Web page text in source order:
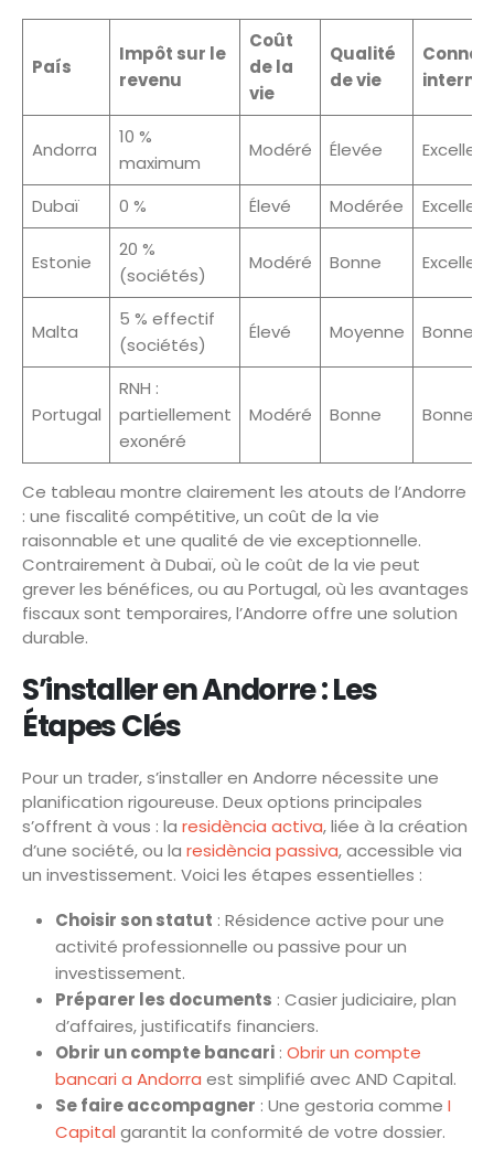
País
Impôt sur le
revenu
Coût
de la
vie
Qualité
de vie
internet
Andorra
10 %
maximum
Modéré Élevée
Dubaï 0 % Élevé Modérée
Estonie
20 %
(sociétés)
Modéré Bonne
Malta
5 % effectif
(sociétés)
Élevé Moyenne Bonne
Portugal
RNH :
partiellement
exonéré
Modéré Bonne Bonne
Ce tableau montre clairement les atouts de l’Andorre
: une fiscalité compétitive, un coût de la vie
raisonnable et une qualité de vie exceptionnelle.
Contrairement à Dubaï, où le coût de la vie peut
grever les bénéfices, ou au Portugal, où les avantages
fiscaux sont temporaires, l’Andorre offre une solution
durable.
S’installer en Andorre : Les
Étapes Clés
Pour un trader, s’installer en Andorre nécessite une
planification rigoureuse. Deux options principales
s’offrent à vous : la residència activa, liée à la création
d’une société, ou la residència passiva, accessible via
un investissement. Voici les étapes essentielles :
Choisir son statut : Résidence active pour une
activité professionnelle ou passive pour un
investissement.
Préparer les documents : Casier judiciaire, plan
d’affaires, justificatifs financiers.
Obrir un compte bancari : Obrir un compte
bancari a Andorra est simplifié avec AND Capital.
Se faire accompagner : Une gestoria comme I
Capital garantit la conformité de votre dossier.